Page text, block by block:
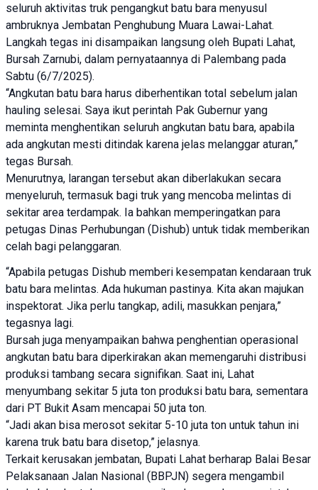
seluruh aktivitas truk pengangkut batu bara menyusul
ambruknya Jembatan Penghubung Muara Lawai-Lahat.
Langkah tegas ini disampaikan langsung oleh Bupati Lahat,
Bursah Zarnubi, dalam pernyataannya di Palembang pada
Sabtu (6/7/2025).
“Angkutan batu bara harus diberhentikan total sebelum jalan
hauling selesai. Saya ikut perintah Pak Gubernur yang
meminta menghentikan seluruh angkutan batu bara, apabila
ada angkutan mesti ditindak karena jelas melanggar aturan,”
tegas Bursah.
Menurutnya, larangan tersebut akan diberlakukan secara
menyeluruh, termasuk bagi truk yang mencoba melintas di
sekitar area terdampak. Ia bahkan memperingatkan para
petugas Dinas Perhubungan (Dishub) untuk tidak memberikan
celah bagi pelanggaran.
“Apabila petugas Dishub memberi kesempatan kendaraan truk
batu bara melintas. Ada hukuman pastinya. Kita akan majukan
inspektorat. Jika perlu tangkap, adili, masukkan penjara,”
tegasnya lagi.
Bursah juga menyampaikan bahwa penghentian operasional
angkutan batu bara diperkirakan akan memengaruhi distribusi
produksi tambang secara signifikan. Saat ini, Lahat
menyumbang sekitar 5 juta ton produksi batu bara, sementara
dari PT Bukit Asam mencapai 50 juta ton.
“Jadi akan bisa merosot sekitar 5-10 juta ton untuk tahun ini
karena truk batu bara disetop,” jelasnya.
Terkait kerusakan jembatan, Bupati Lahat berharap Balai Besar
Pelaksanaan Jalan Nasional (BBPJN) segera mengambil